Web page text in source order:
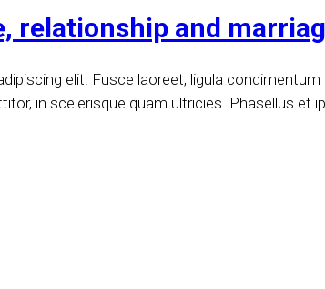
relationship and
elit. Fusce laoreet, ligula
in scelerisque quam ultricies. Phasellus et